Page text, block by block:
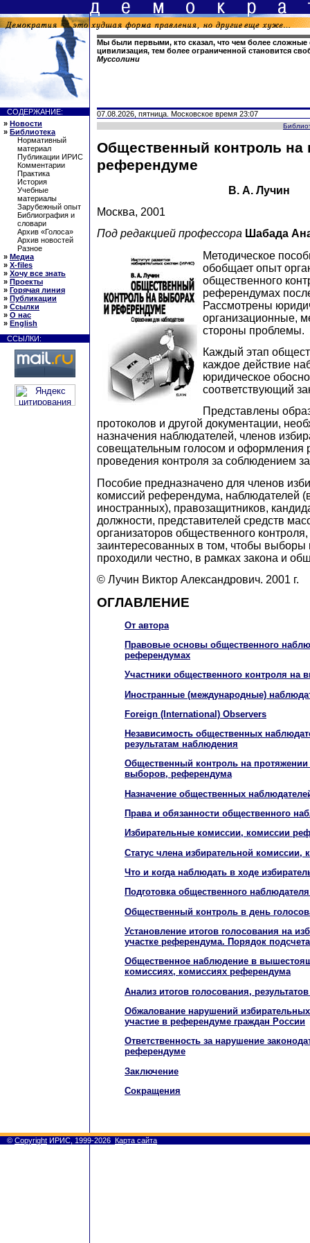
Мы были первыми, кто сказал, что чем более
цивилизация, тем более ограниченной становится
Муссолини
СОДЕРЖАНИЕ:
» Новости
» Библиотека
Нормативный
материал
Публикации ИРИС
Комментарии
Практика
История
Учебные
материалы
Зарубежный опыт
Библиография и
словари
Архив «Голоса»
Архив новостей
Разное
» Медиа
» X-files
» Хочу все знать
» Проекты
» Горячая линия
» Публикации
» Ссылки
» О нас
» English
ССЫЛКИ:
07.08.2026, пятница. Московское время 23:07
Общественный контроль на
референдуме
В. А. Лучин
Москва, 2001
Под редакцией профессора Шабада
Методическое
обобщает опыт
общественного
референдумах
Рассмотрены
организационные,
стороны проблемы.
Каждый этап
каждое действие
юридическое
соответствующий
Представлены
протоколов и другой документации,
назначения наблюдателей, членов
совещательным голосом и оформления
проведения контроля за соблюдением
Пособие предназначено для членов
комиссий референдума, наблюдателей
иностранных), правозащитников,
должности, представителей средств
организаторов общественного
заинтересованных в том, чтобы
проходили честно, в рамках закона и
© Лучин Виктор Александрович. 2001 г.
ОГЛАВЛЕНИЕ
От автора
Правовые основы общественного
референдумах
Участники общественного контроля на
Иностранные (международные)
Foreign (International) Observers
Независимость общественных
результатам наблюдения
Общественный контроль на
выборов, референдума
Назначение общественных
Права и обязанности общественного
Избирательные комиссии, комиссии
Статус члена избирательной комиссии,
Что и когда наблюдать в ходе
Подготовка общественного
Общественный контроль в день
Установление итогов голосования на
участке референдума. Порядок
Общественное наблюдение в
комиссиях, комиссиях референдума
Анализ итогов голосования,
Обжалование нарушений
участие в референдуме граждан России
Ответственность за нарушение
референдуме
Заключение
Сокращения
© Copyright ИРИС, 1999-2026 Карта сайта